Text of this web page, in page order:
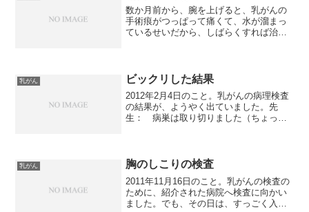
数か月前から、腕を上げると、乳がんの
手術痕がつっぱって痛くて、水が溜まっ
ているせいだから、しばらくすれば治る
が、腕を上げるたびに痛むと...
乳がん ビックリした結果
2012年2月4日のこと。乳がんの病理検査
の結果が、ようやく出ていました。先
生： 病巣は取り切りました（ちょっと
られて・・・...
乳がん 胸のしこりの検査
2011年11月16日のこと。乳がんの検査の
ために、紹介された病院へ検査に向かい
ました。でも、その日は、すっごく入り